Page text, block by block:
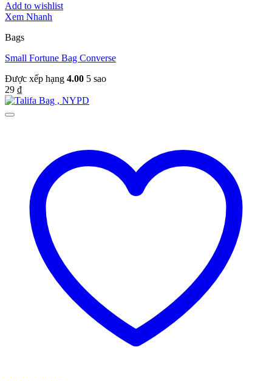
Add to wishlist
Xem Nhanh
Bags
Small Fortune Bag Converse
Được xếp hạng 4.00 5 sao
29 ₫